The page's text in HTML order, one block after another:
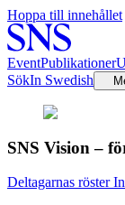
Hoppa till innehållet
EventPublikationer
SökIn Swedish
SNS Vision –
Deltagarnas röster